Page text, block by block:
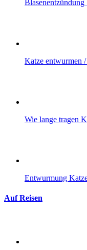
Katze entwurmen
Wie lange tragen
Entwurmung
Auf Reisen